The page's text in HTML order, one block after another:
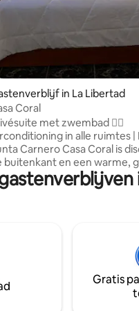
van 4,57 uit 5, 21
in La Libertad
Coral
met zwembad 🏊‍♀️
in alle ruimtes |
Casa Coral is discreet aan
buitenkant en een warme,
ideaal voor wie op
comfortabele plek om uit
winkels en op 10 minuten
Comfort, amusement
op één plek. ✨Boek en geniet🌴
Gratis